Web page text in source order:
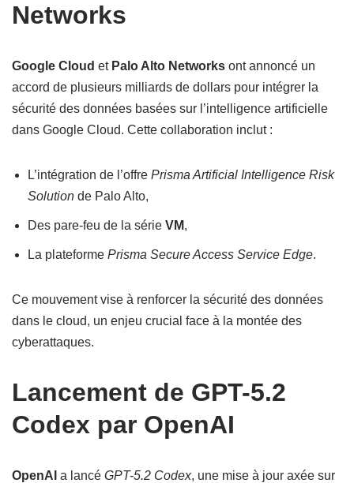
Networks
Google Cloud et Palo Alto Networks ont annoncé un
accord de plusieurs milliards de dollars pour intégrer la
sécurité des données basées sur l’intelligence artificielle
dans Google Cloud. Cette collaboration inclut :
L’intégration de l’offre Prisma Artificial Intelligence Risk
Solution de Palo Alto,
Des pare-feu de la série VM,
La plateforme Prisma Secure Access Service Edge.
Ce mouvement vise à renforcer la sécurité des données
dans le cloud, un enjeu crucial face à la montée des
cyberattaques.
Lancement de GPT-5.2
Codex par OpenAI
OpenAI a lancé GPT-5.2 Codex, une mise à jour axée sur